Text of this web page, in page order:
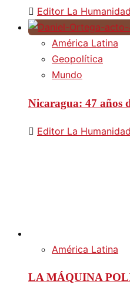
Editor La Humanidad
América Latina
Geopolítica
Mundo
Nicaragua: 47 años
Editor La Humanidad
América Latina
LA MÁQUINA